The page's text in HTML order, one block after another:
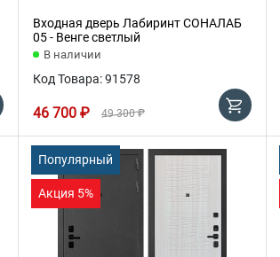
Входная дверь Лабиринт СОНАЛАБ
05 - Венге светлый
В наличии
Код Товара: 91578
46 700 ₽ 49 300 ₽
Популярный
Акция 5%